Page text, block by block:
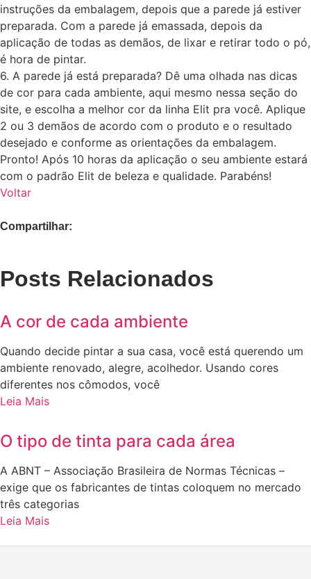
instruções da embalagem, depois que a parede já estiver
preparada. Com a parede já emassada, depois da
aplicação de todas as demãos, de lixar e retirar todo o pó,
é hora de pintar.
6. A parede já está preparada? Dê uma olhada nas dicas
de cor para cada ambiente, aqui mesmo nessa seção do
site, e escolha a melhor cor da linha Elit pra você. Aplique
2 ou 3 demãos de acordo com o produto e o resultado
desejado e conforme as orientações da embalagem.
Pronto! Após 10 horas da aplicação o seu ambiente estará
com o padrão Elit de beleza e qualidade. Parabéns!
Voltar
Compartilhar:
Posts Relacionados
A cor de cada ambiente
Quando decide pintar a sua casa, você está querendo um
ambiente renovado, alegre, acolhedor. Usando cores
diferentes nos cômodos, você
Leia Mais
O tipo de tinta para cada área
A ABNT – Associação Brasileira de Normas Técnicas –
exige que os fabricantes de tintas coloquem no mercado
três categorias
Leia Mais